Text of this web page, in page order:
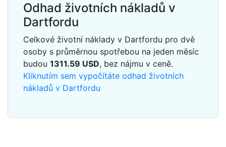
Odhad životních nákladů v
Dartfordu
Celkové životní náklady v Dartfordu pro dvě
osoby s průměrnou spotřebou na jeden měsíc
budou 1311.59 USD, bez nájmu v ceně.
Kliknutím sem vypočítáte odhad životních
nákladů v Dartfordu